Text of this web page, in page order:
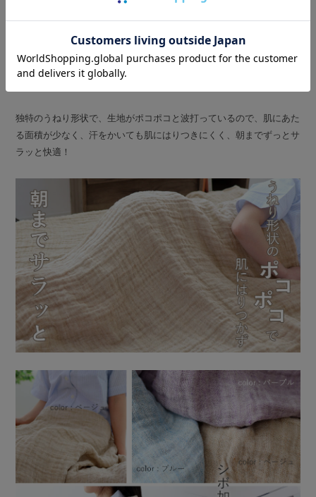
POINT02
独特のうねり形状で、生地がポコポコと波打っているので、肌にあた
る面積が少なく、汗をかいても肌にはりつきにくく、朝までずっとサ
ラッと快適！